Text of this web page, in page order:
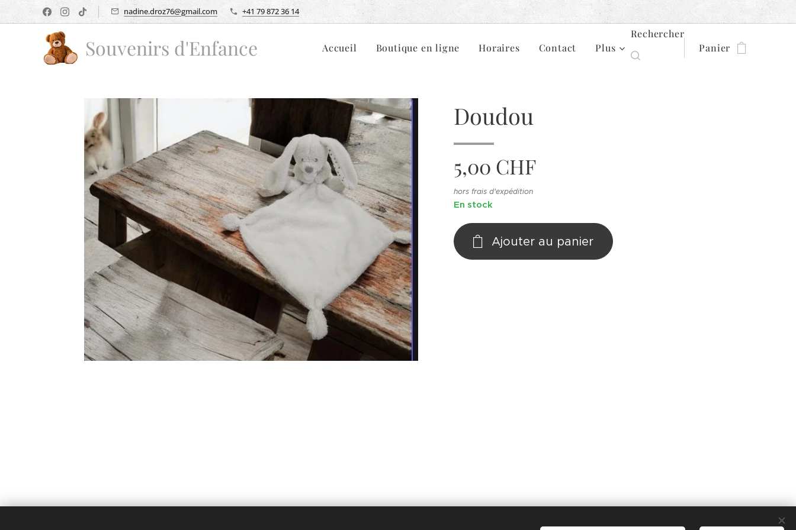
nadine.droz76@gmail.com +41 79 872 36 14
Souvenirs d'Enfance Accueil Boutique en ligne Horaires Contact Plus
Rechercher
Panier
Doudou
5,00 CHF
hors frais d'expédition
En stock
Ajouter au panier